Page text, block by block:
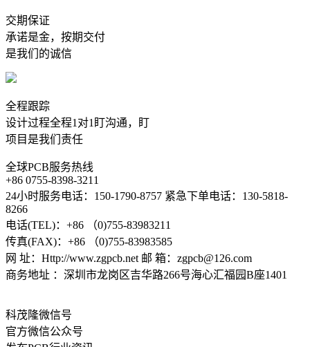
交期保证
承诺是金，按期交付
是我们的诚信
全程跟踪
设计过程全程1对1盯沟通，盯
项目是我们责任
全球PCB服务热线
+86 0755-8398-3211
24小时服务电话：150-1790-8757 紧急下单电话：130-5818-
8266
电话(TEL)：+86 （0)755-83983211
传真(FAX)：+86 （0)755-83983585
网 址：Http://www.zgpcb.net 邮 箱：zgpcb@126.com
商务地址 ：深圳市龙岗区吉华路266号海心汇福园B座1401
科茂隆微信号
官方微信公众号